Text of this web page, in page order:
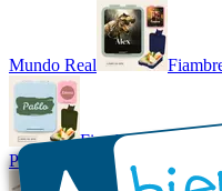
Mundo Real
Fiambrera con tu
Paquetes